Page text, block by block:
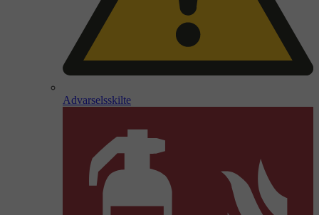
Advarselsskilte